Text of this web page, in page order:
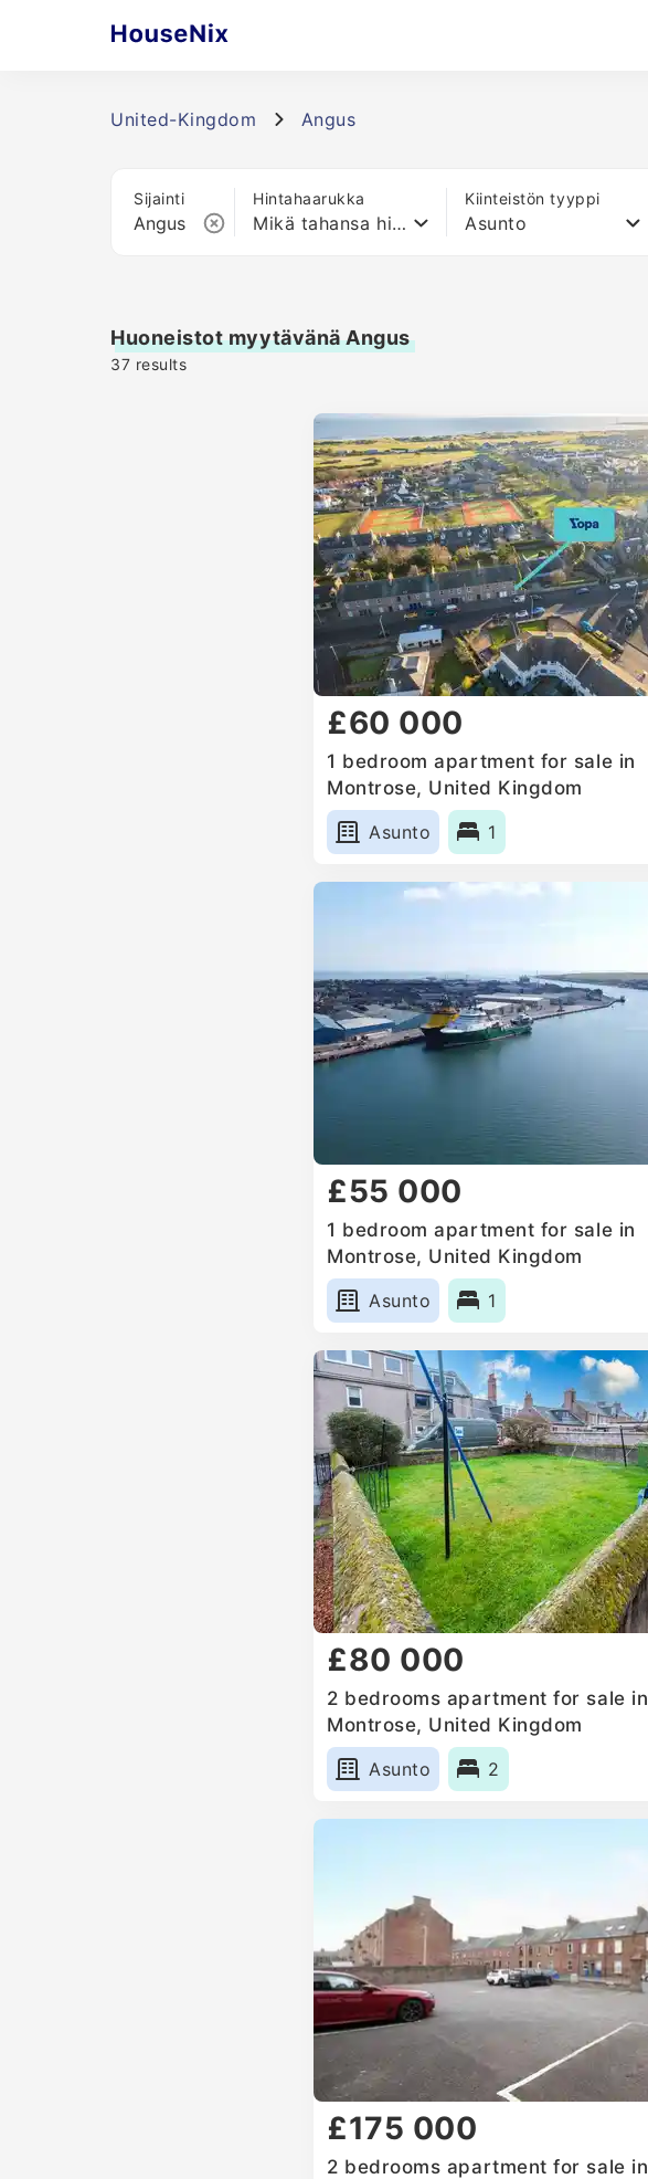
United-Kingdom Angus
Sijainti Hintahaarukka
Mikä tahansa hinta
Kiinteistön tyyppi
Asunto
Huoneistot myytävänä Angus
37 results
£60 000
1 bedroom apartment for sale in
Montrose, United Kingdom
Asunto
1
£55 000
1 bedroom apartment for sale in
Montrose, United Kingdom
Asunto
1
£80 000
2 bedrooms apartment for sale in
Montrose, United Kingdom
Asunto
2
£175 000
2 bedrooms apartment for sale in